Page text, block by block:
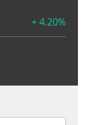
+ 4.20%